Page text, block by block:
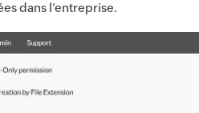
dans l’entreprise.